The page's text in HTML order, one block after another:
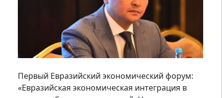
Первый Евразийский экономический форум:
«Евразийская экономическая интеграция в